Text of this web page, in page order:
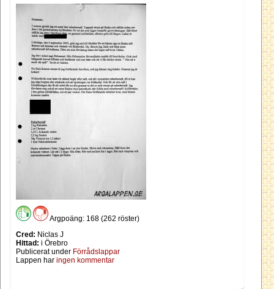
Argpoäng: 168 (262 röster)
Cred: Niclas J
Hittad: i Örebro
Publicerat under Förrådslappar
Lappen har ingen kommentar